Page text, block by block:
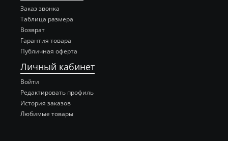
Заказ звонка
Таблица размера
Возврат
Гарантия товара
Публичная оферта
Личный кабинет
Войти
Редактировать профиль
История заказов
Любимые товары